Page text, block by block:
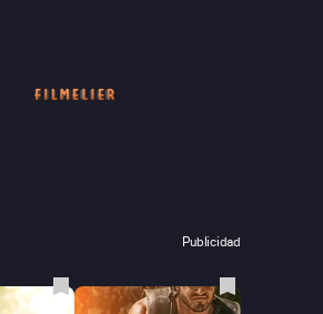
Publicidad